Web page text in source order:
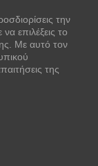
την
επιλέξεις το
Με αυτό τον
της